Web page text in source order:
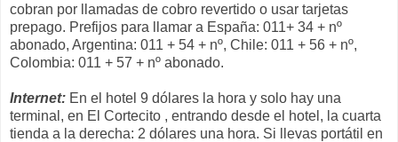
cobran por llamadas de cobro revertido o usar tarjetas
prepago. Prefijos para llamar a España: 011+ 34 + nº
abonado, Argentina: 011 + 54 + nº, Chile: 011 + 56 + nº,
Colombia: 011 + 57 + nº abonado.
Internet: En el hotel 9 dólares la hora y solo hay una
terminal, en El Cortecito , entrando desde el hotel, la cuarta
tienda a la derecha: 2 dólares una hora. Si llevas portátil en